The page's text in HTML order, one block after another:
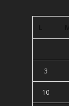
3
10